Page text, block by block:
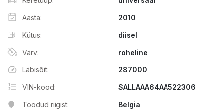
Aasta: 2010
Kütus: diisel
Värv: roheline
Läbisõit: 287000
VIN-kood: SALLAAA64AA522306
Toodud riigist: Belgia